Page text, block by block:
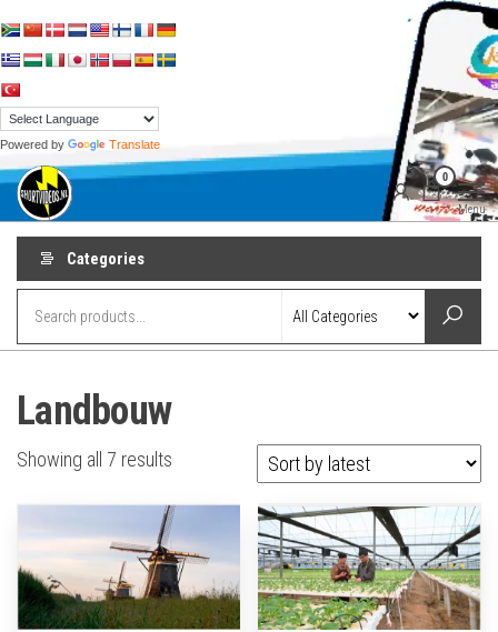
to
content
Powered by Translate
shortvideos.nl
ondernemers
0
Menu
Categories
Landbouw
Showing all 7 results
latest